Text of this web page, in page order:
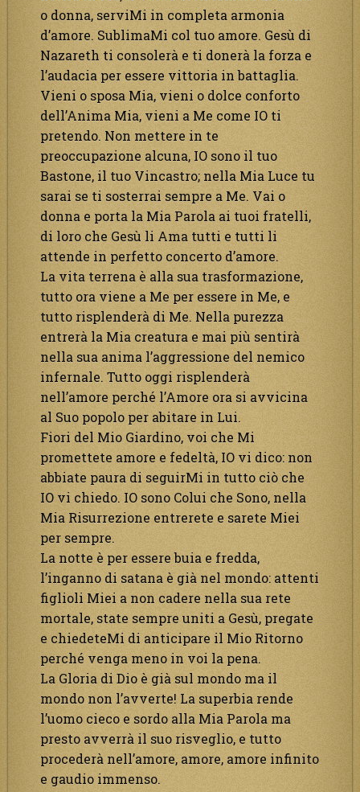
o donna, serviMi in completa armonia
d’amore. SublimaMi col tuo amore. Gesù di
Nazareth ti consolerà e ti donerà la forza e
l’audacia per essere vittoria in battaglia.
Vieni o sposa Mia, vieni o dolce conforto
dell’Anima Mia, vieni a Me come IO ti
pretendo. Non mettere in te
preoccupazione alcuna, IO sono il tuo
Bastone, il tuo Vincastro; nella Mia Luce tu
sarai se ti sosterrai sempre a Me. Vai o
donna e porta la Mia Parola ai tuoi fratelli,
di loro che Gesù li Ama tutti e tutti li
attende in perfetto concerto d’amore.
La vita terrena è alla sua trasformazione,
tutto ora viene a Me per essere in Me, e
tutto risplenderà di Me. Nella purezza
entrerà la Mia creatura e mai più sentirà
nella sua anima l’aggressione del nemico
infernale. Tutto oggi risplenderà
nell’amore perché l’Amore ora si avvicina
al Suo popolo per abitare in Lui.
Fiori del Mio Giardino, voi che Mi
promettete amore e fedeltà, IO vi dico: non
abbiate paura di seguirMi in tutto ciò che
IO vi chiedo. IO sono Colui che Sono, nella
Mia Risurrezione entrerete e sarete Miei
per sempre.
La notte è per essere buia e fredda,
l’inganno di satana è già nel mondo: attenti
figlioli Miei a non cadere nella sua rete
mortale, state sempre uniti a Gesù, pregate
e chiedeteMi di anticipare il Mio Ritorno
perché venga meno in voi la pena.
La Gloria di Dio è già sul mondo ma il
mondo non l’avverte! La superbia rende
l’uomo cieco e sordo alla Mia Parola ma
presto avverrà il suo risveglio, e tutto
procederà nell’amore, amore, amore infinito
e gaudio immenso.